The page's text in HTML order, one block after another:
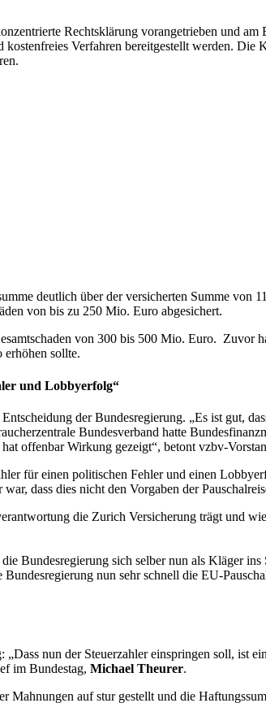
Rechtsklärung vorangetrieben und
Verfahren bereitgestellt werden.
deutlich über der versicherten Summe
von bis zu 250 Mio. Euro abgesichert.
von 300 bis 500 Mio. Euro. Zuvor
sollte.
und Lobbyerfolg“
der Bundesregierung. „Es ist gut,
Bundesverband hatte
offenbar Wirkung gezeigt“, betont vzbv-
für einen politischen Fehler und einen
dass dies nicht den Vorgaben der
die Zurich Versicherung trägt und
Bundesregierung sich selber nun als Kläger
nun sehr schnell die EU-
nun der Steuerzahler einspringen soll, ist
im Bundestag, Michael Theurer.
Mahnungen auf stur gestellt und die